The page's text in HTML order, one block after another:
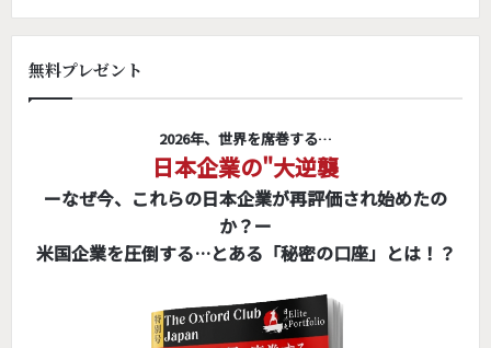
無料プレゼント
2026年、世界を席巻する…
日本企業の"大逆襲
ーなぜ今、これらの日本企業が再評価され始めたの
か？ー
米国企業を圧倒する…とある「秘密の口座」とは！？